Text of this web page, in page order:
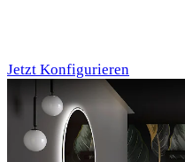
Jetzt Konfigurieren